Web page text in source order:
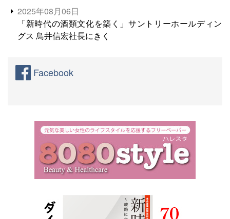
2025年08月06日
「新時代の酒類文化を築く」サントリーホールディン
グス 鳥井信宏社長にきく
Facebook